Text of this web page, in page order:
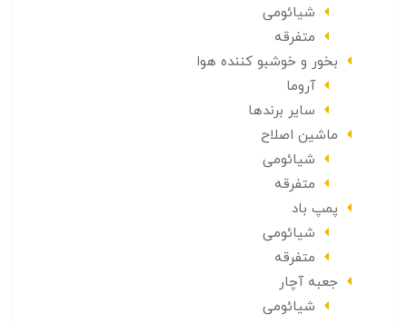
شیائومی
متفرقه
بخور و خوشبو کننده هوا
آروما
سایر برندها
ماشین اصلاح
شیائومی
متفرقه
پمپ باد
شیائومی
متفرقه
جعبه آچار
شیائومی